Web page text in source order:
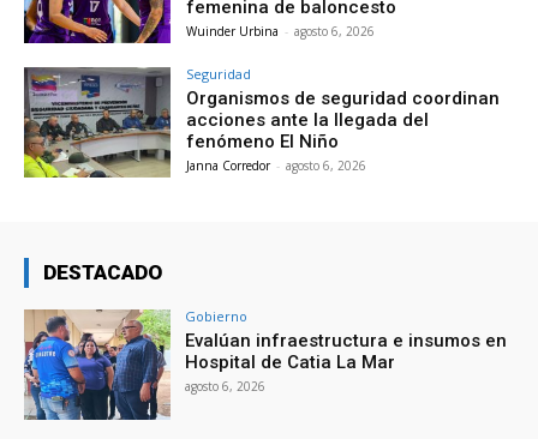
femenina de baloncesto
Wuinder Urbina - agosto 6, 2026
Seguridad
Organismos de seguridad coordinan
acciones ante la llegada del
fenómeno El Niño
Janna Corredor - agosto 6, 2026
DESTACADO
Gobierno
Evalúan infraestructura e insumos en
Hospital de Catia La Mar
agosto 6, 2026